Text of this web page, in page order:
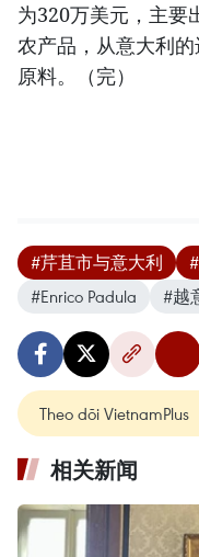
为320万美元，主要
农产品，从意大利
原料。（完）
#芹苴市与意大利
#Enrico Padula
#越
Theo dõi VietnamPlus
相关新闻